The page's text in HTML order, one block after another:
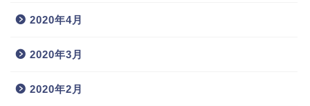
2020年4月
2020年3月
2020年2月